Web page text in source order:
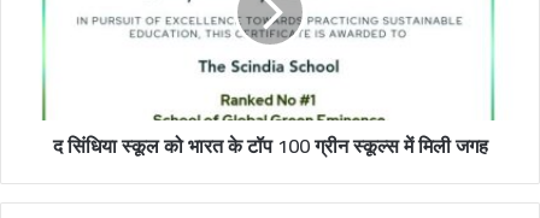
द सिंधिया स्कूल को भारत के टॉप 100 ग्रीन स्कूल्स में मिली जगह